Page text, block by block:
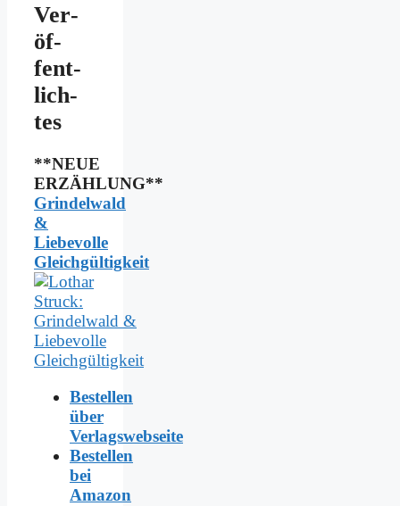
Ver­
öf­
fent­
lich­
tes
**NEUE
ERZÄHLUNG**
Grindelwald
&
Liebevolle
Gleichgültigkeit
Bestellen
über
Verlagswebseite
Bestellen
bei
Amazon